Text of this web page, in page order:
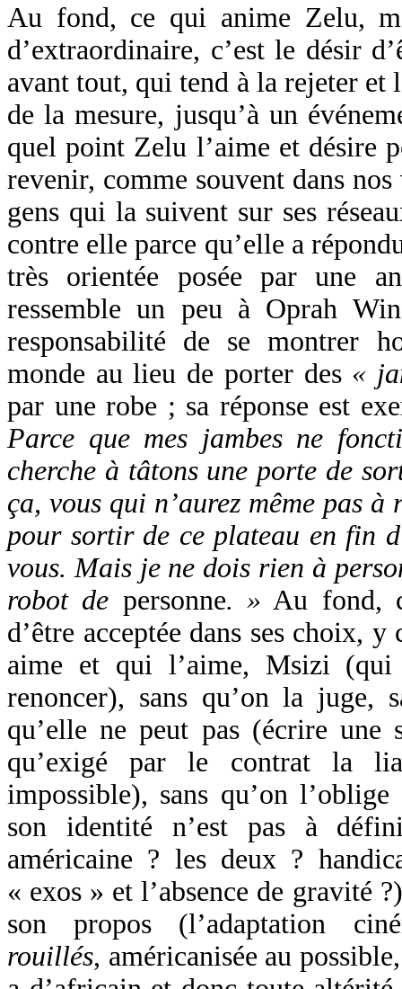
Au fond, ce qui anime Zelu,
d’extraordinaire, c’est le désir
avant tout, qui tend à la rejeter et
de la mesure, jusqu’à un
quel point Zelu l’aime et désire
revenir, comme souvent dans
gens qui la suivent sur ses
contre elle parce qu’elle a
très orientée posée par une
ressemble un peu à Oprah
responsabilité de se montrer
monde au lieu de porter des «
par une robe ; sa réponse est
Parce que mes jambes ne
cherche à tâtons une porte de
ça, vous qui n’aurez même pas
pour sortir de ce plateau en fin
vous. Mais je ne dois rien à
robot de personne. » Au fond,
d’être acceptée dans ses choix,
aime et qui l’aime, Msizi (qui
renoncer), sans qu’on la juge,
qu’elle ne peut pas (écrire
qu’exigé par le contrat la
impossible), sans qu’on
son identité n’est pas à
américaine ? les deux ?
« exos » et l’absence de gravité
son propos (l’adaptation
rouillés, américanisée au